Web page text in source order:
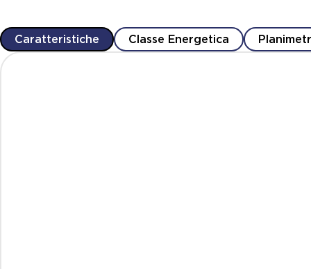
Caratteristiche Classe Energetica